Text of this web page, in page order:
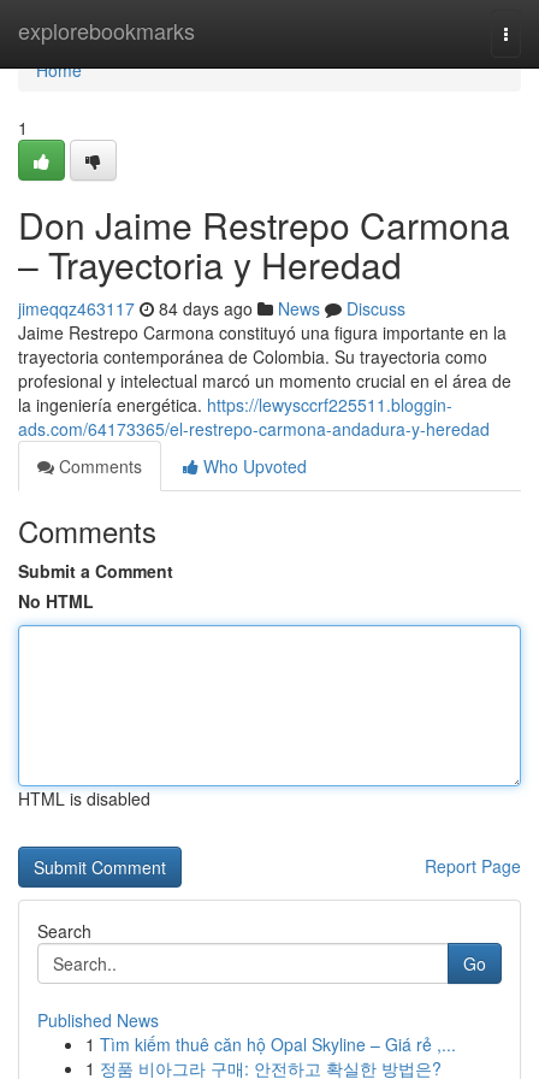
explorebookmarks
Home
Home
1
Don Jaime Restrepo Carmona
– Trayectoria y Heredad
jimeqqz463117 84 days ago News
Discuss
Jaime Restrepo Carmona constituyó una figura importante en la
trayectoria contemporánea de Colombia. Su trayectoria como
profesional y intelectual marcó un momento crucial en el área de
la ingeniería energética. https://lewysccrf225511.bloggin-
ads.com/64173365/el-restrepo-carmona-andadura-y-heredad
Comments
Who Upvoted
Comments
Submit a Comment
No HTML
HTML is disabled
Report Page
Search
Go
Published News
1 Tìm kiếm thuê căn hộ Opal Skyline – Giá rẻ ,...
1 정품 비아그라 구매: 안전하고 확실한 방법은?